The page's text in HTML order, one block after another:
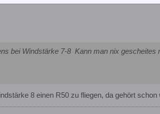
bei Windstärke 7-8 Kann man nix gescheites
8 einen R50 zu fliegen, da gehört schon